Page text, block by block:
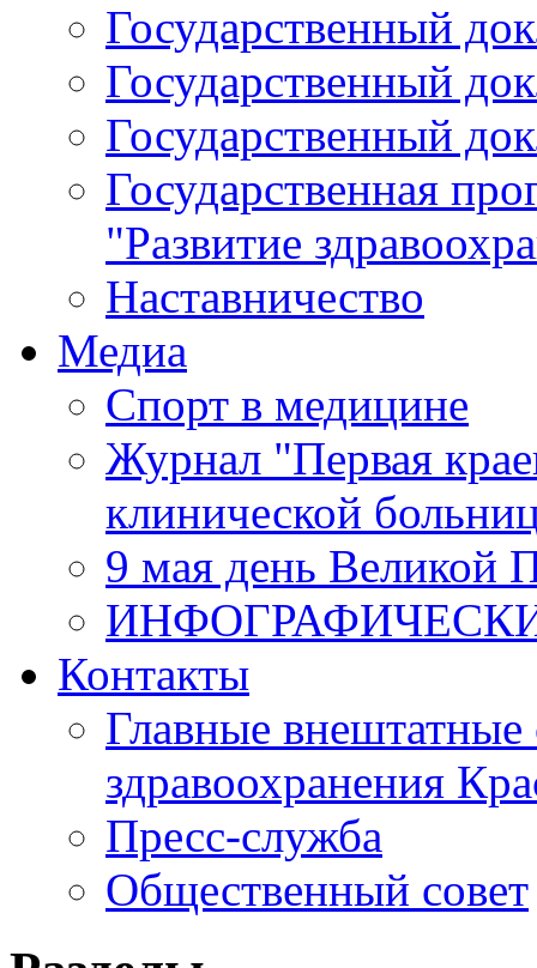
Государственный
Государственный
Государственный
Государственная
"Развитие
Наставничество
Медиа
Спорт в медицине
Журнал "Первая
клинической
9 мая день Великой
Контакты
Главные внештатные
здравоохранения
Пресс-служба
Общественный совет